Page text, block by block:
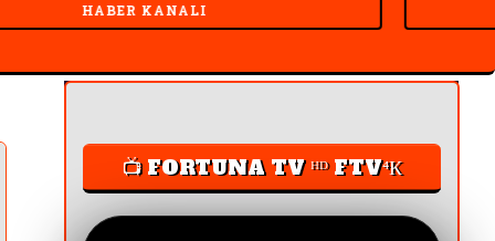
KANALI
📺 FORTUNA TV ᴴᴰ FTV⁴К